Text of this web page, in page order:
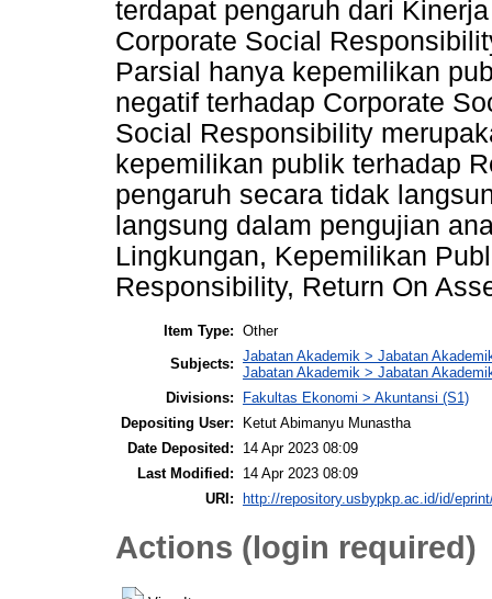
terdapat pengaruh dari
Corporate Social
Parsial hanya kepemilikan
negatif terhadap Corporate
Social Responsibility
kepemilikan publik terhadap
pengaruh secara tidak
langsung dalam pengujian
Lingkungan, Kepemilikan
Responsibility, Return On
Item Type: Other
Subjects: Jabatan Akademik > Jabatan
Jabatan Akademik > Jabatan
Divisions:
Fakultas Ekonomi > Akuntansi (S1)
Depositing User:
Ketut Abimanyu Munastha
Date Deposited:
14 Apr 2023 08:09
Last Modified:
14 Apr 2023 08:09
URI:
http://repository.usbypkp.ac.id/id/
Actions (login required)